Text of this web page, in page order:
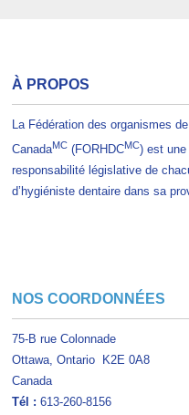
À PROPOS
La Fédération des organismes
CanadaMC (FORHDCMC) est une
responsabilité législative de
d’hygiéniste dentaire dans sa
NOS COORDONNÉES
75-B rue Colonnade
Ottawa, Ontario K2E 0A8
Canada
Tél : 613-260-8156